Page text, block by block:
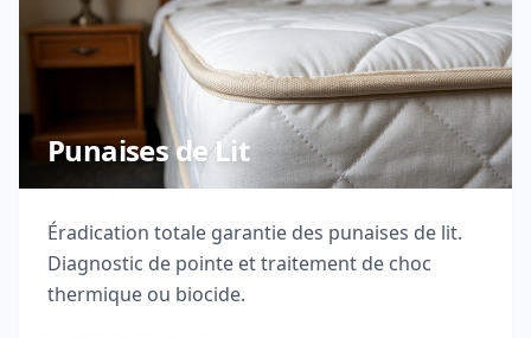
Punaises de Lit
Éradication totale garantie des punaises de lit.
Diagnostic de pointe et traitement de choc
thermique ou biocide.